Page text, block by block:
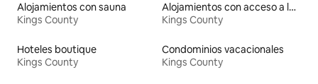
Alojamientos con sauna
Kings County
Alojamientos con acceso a la playa
Kings County
Hoteles boutique
Kings County
Condominios vacacionales
Kings County